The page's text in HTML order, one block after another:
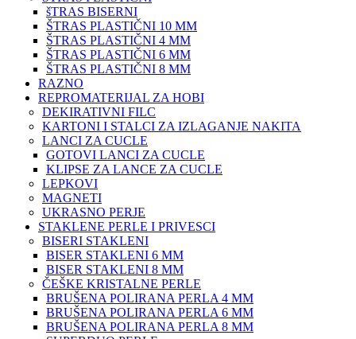
šTRAS BISERNI
ŠTRAS PLASTIČNI 10 MM
ŠTRAS PLASTIČNI 4 MM
ŠTRAS PLASTIČNI 6 MM
ŠTRAS PLASTIČNI 8 MM
RAZNO
REPROMATERIJAL ZA HOBI
DEKIRATIVNI FILC
KARTONI I STALCI ZA IZLAGANJE NAKITA
LANCI ZA CUCLE
GOTOVI LANCI ZA CUCLE
KLIPSE ZA LANCE ZA CUCLE
LEPKOVI
MAGNETI
UKRASNO PERJE
STAKLENE PERLE I PRIVESCI
BISERI STAKLENI
BISER STAKLENI 6 MM
BISER STAKLENI 8 MM
ČEŠKE KRISTALNE PERLE
BRUŠENA POLIRANA PERLA 4 MM
BRUŠENA POLIRANA PERLA 6 MM
BRUŠENA POLIRANA PERLA 8 MM